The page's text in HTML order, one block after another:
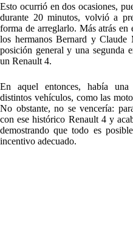
Esto ocurrió en dos ocasiones,
durante 20 minutos, volvió a
forma de arreglarlo. Más atrás
los hermanos Bernard y Claude
posición general y una segunda
un Renault 4.
En aquel entonces, había
distintos vehículos, como las
No obstante, no se vencería:
con ese histórico Renault 4 y
demostrando que todo es
incentivo adecuado.